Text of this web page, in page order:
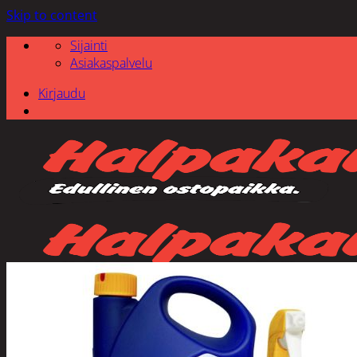
Skip to content
Sijainti
Asiakaspalvelu
Kirjaudu